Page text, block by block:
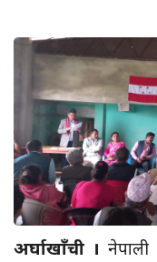
अर्घाखाँची ।नेपाली